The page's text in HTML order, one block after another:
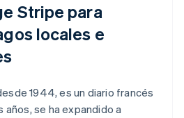
Stripe para
locales e
1944, es un diario francés
años, se ha expandido a